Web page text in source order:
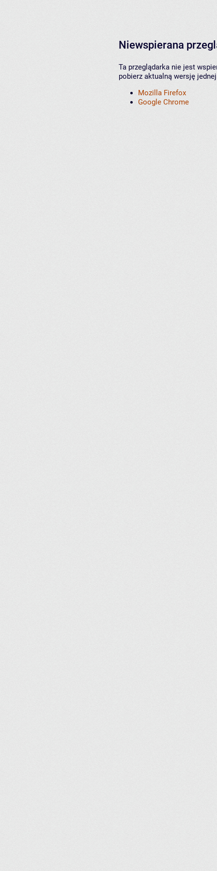
Niewspierana
Ta przeglądarka nie jest
pobierz aktualną wersję
Mozilla Firefox
Google Chrome